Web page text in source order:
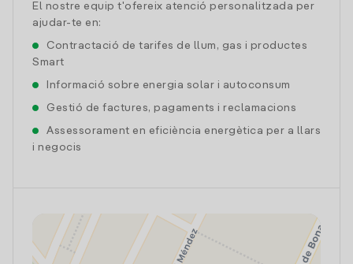
El nostre equip t'ofereix atenció personalitzada per
ajudar-te en:
Contractació de tarifes de llum, gas i productes
Smart
Informació sobre energia solar i autoconsum
Gestió de factures, pagaments i reclamacions
Assessorament en eficiència energètica per a llars
i negocis